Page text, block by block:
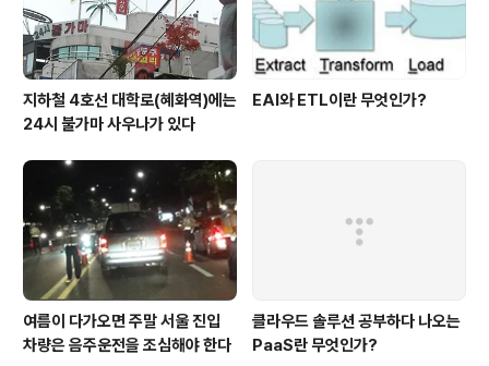
지하철 4호선 대학로(혜화역)에는
24시 불가마 사우나가 있다
EAI와 ETL이란 무엇인가?
여름이 다가오면 주말 서울 진입
차량은 음주운전을 조심해야 한다
클라우드 솔루션 공부하다 나오는
PaaS란 무엇인가?